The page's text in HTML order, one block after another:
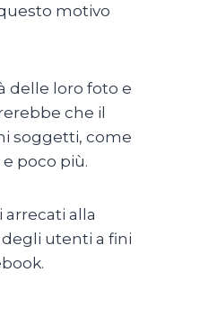
motivo
delle loro foto e
che il
soggetti, come
poco più.
alla
utenti a fini